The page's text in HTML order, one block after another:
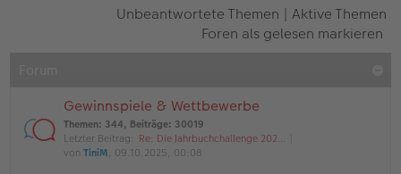
Unbeantwortete Themen | Aktive Themen
Foren als gelesen markieren
Gewinnspiele & Wettbewerbe
Themen: 344, Beiträge: 30019
Letzter Beitrag: Re: Die Jahrbuchchallenge 202…
von TiniM, 09.10.2025, 00:08